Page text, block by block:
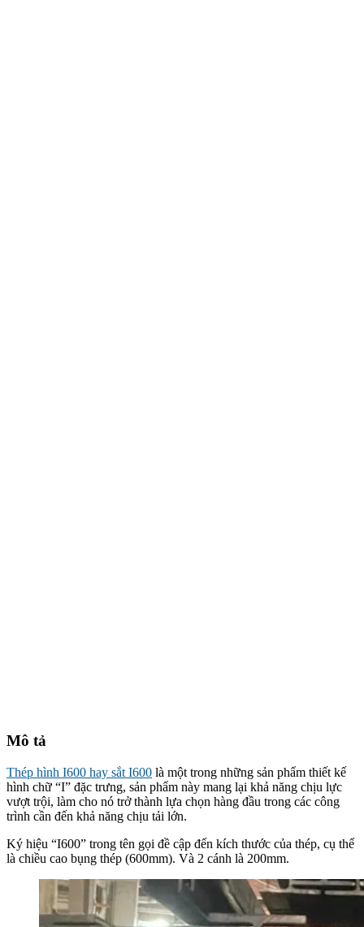
Mô tả
Thép hình I600 hay sắt I600 là một trong những sản phẩm thiết kế
hình chữ “I” đặc trưng, sản phẩm này mang lại khả năng chịu lực
vượt trội, làm cho nó trở thành lựa chọn hàng đầu trong các công
trình cần đến khả năng chịu tải lớn.
Ký hiệu “I600” trong tên gọi đề cập đến kích thước của thép, cụ thể
là chiều cao bụng thép (600mm). Và 2 cánh là 200mm.